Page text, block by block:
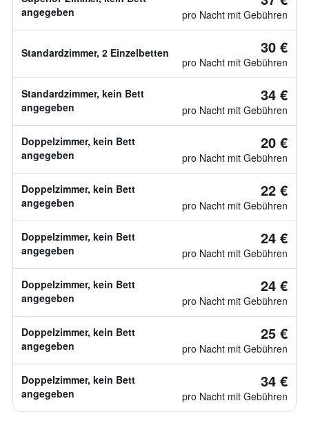
angegeben
pro Nacht mit Gebühren
Standardzimmer, 2 Einzelbetten 30 €
pro Nacht mit Gebühren
Standardzimmer, kein Bett
angegeben
34 €
pro Nacht mit Gebühren
Doppelzimmer, kein Bett
angegeben
20 €
pro Nacht mit Gebühren
Doppelzimmer, kein Bett
angegeben
22 €
pro Nacht mit Gebühren
Doppelzimmer, kein Bett
angegeben
24 €
pro Nacht mit Gebühren
Doppelzimmer, kein Bett
angegeben
24 €
pro Nacht mit Gebühren
Doppelzimmer, kein Bett
angegeben
25 €
pro Nacht mit Gebühren
Doppelzimmer, kein Bett
angegeben
34 €
pro Nacht mit Gebühren